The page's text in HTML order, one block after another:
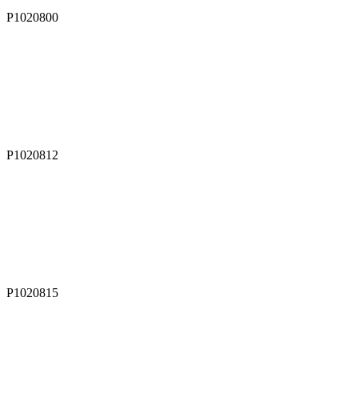
P1020800
P1020812
P1020815